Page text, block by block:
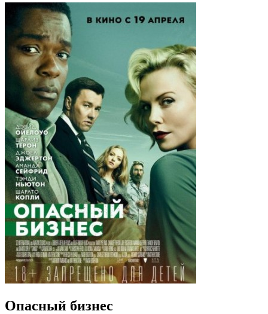
Опасный бизнес